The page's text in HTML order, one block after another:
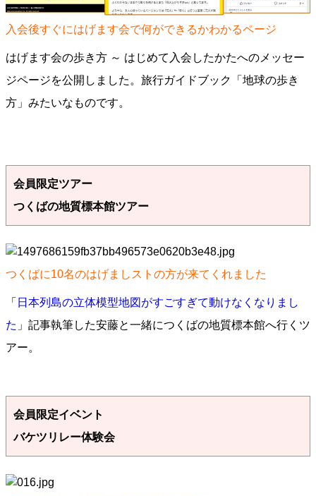
入会後すぐにはげます会で何ができるかわかるページ
はげます会の歩き方 ～ はじめて入会したかたへのメッセー
ジページを公開しました。旅行ガイドブック「地球の歩き
方」みたいなものです。
会員限定ツアー
つくばの地質標本館ツアー
つくばに10名のはげましストの方が来てくれました
「 日本列島の立体模型地図がすごすぎて動けなくなりまし
た 」記事執筆した安藤と一緒につくばの地質標本館へ行くツ
アー。
会員限定イベント
バケツリレー体験会